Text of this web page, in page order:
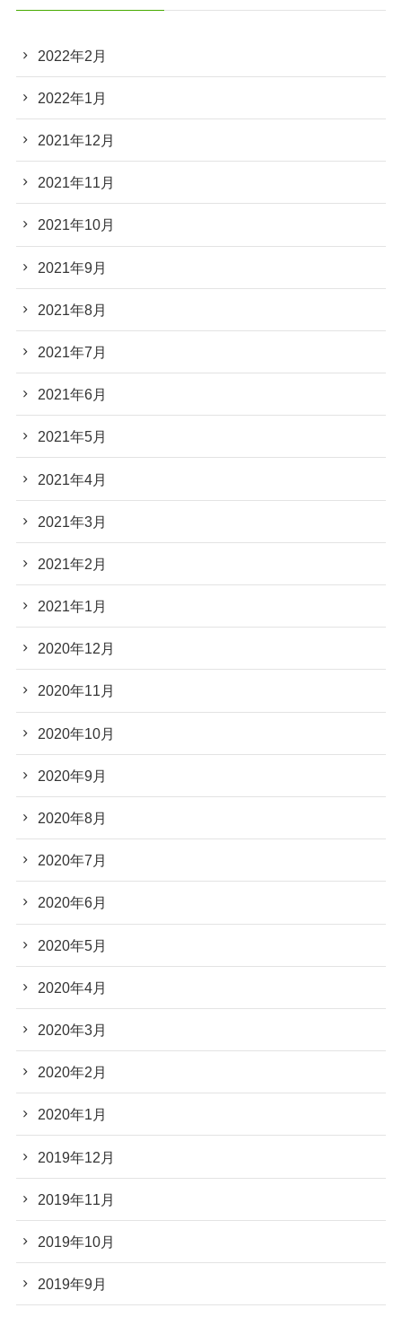
2022年2月
2022年1月
2021年12月
2021年11月
2021年10月
2021年9月
2021年8月
2021年7月
2021年6月
2021年5月
2021年4月
2021年3月
2021年2月
2021年1月
2020年12月
2020年11月
2020年10月
2020年9月
2020年8月
2020年7月
2020年6月
2020年5月
2020年4月
2020年3月
2020年2月
2020年1月
2019年12月
2019年11月
2019年10月
2019年9月